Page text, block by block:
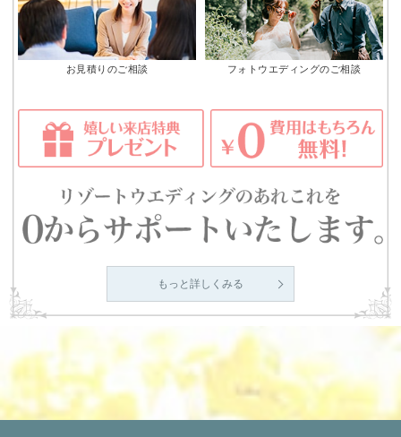
お見積りのご相談 フォトウエディングのご相談
もっと詳しくみる